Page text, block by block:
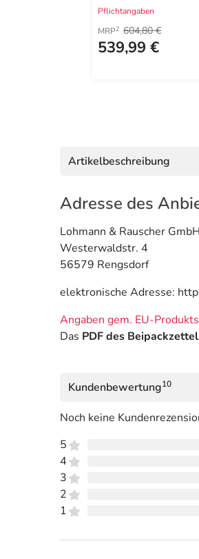
Pflichtangaben
MRP2 604,80 €
539,99 €
Artikelbeschreibung
Adresse des
Lohmann & Rauscher
Westerwaldstr. 4
56579 Rengsdorf
elektronische Adresse:
Angaben gem. EU-
Das PDF des
Kundenbewertung10
Noch keine
5
4
3
2
1